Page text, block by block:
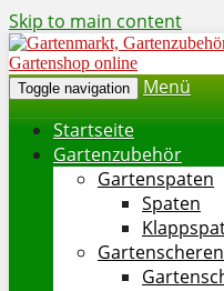
Skip to main content
Toggle navigation
Menü
Startseite
Gartenzubehör
Gartenspaten
Spaten
Gartenscheren